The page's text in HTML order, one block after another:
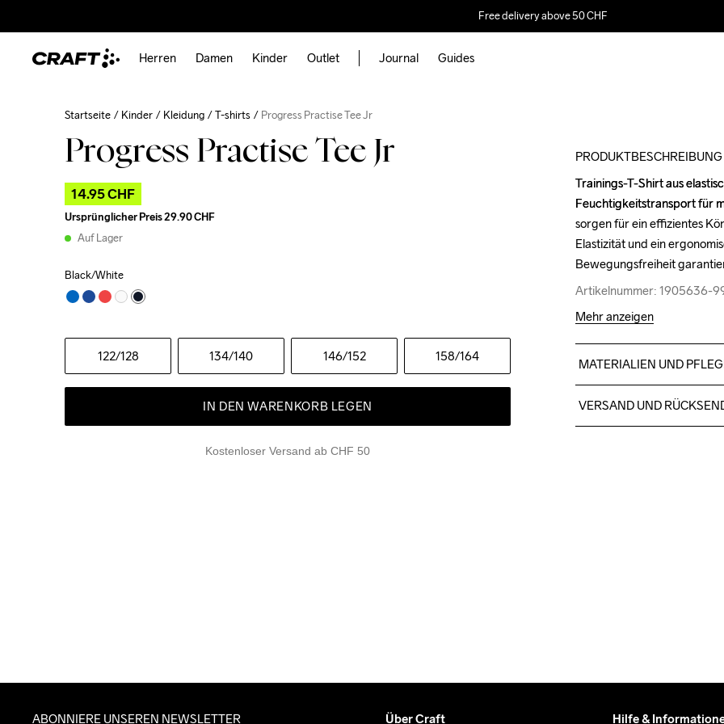
Free delivery above 50 CHF
Herren Damen Kinder Outlet Journal Guides
Startseite Kinder Kleidung T-shirts Progress Practise Tee Jr
Progress Practise Tee Jr
14.95 CHF
Ursprünglicher Preis29.90 CHF
Auf Lager
Black/White
122/128 134/140 146/152 158/164
IN DEN WARENKORB LEGEN
Kostenloser Versand ab CHF 50
PRODUKTBESCHREIBUNG
Trainings-T-Shirt aus
Feuchtigkeitstransport für
sorgen für ein effizientes
Elastizität und ein
Bewegungsfreiheit
Artikelnummer: 1905636-
Trainings-T-Shirt aus
Feuchtigkeitstransport für
sorgen für ein effizientes
Elastizität und ein
Bewegungsfreiheit
Artikelnummer: 1905636-
Mehr anzeigen
MATERIALIEN UND
Material 1: 100% Polyester
VERSAND UND
ABONNIERE UNSEREN NEWSLETTER Über Craft Hilfe &